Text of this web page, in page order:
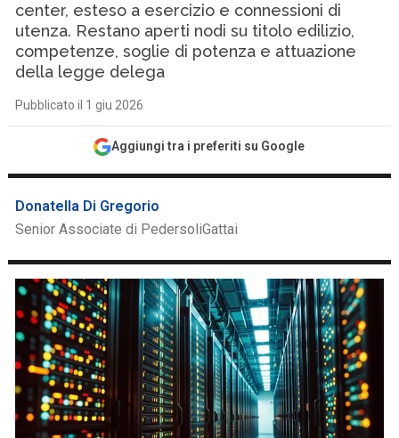
center, esteso a esercizio e connessioni di
utenza. Restano aperti nodi su titolo edilizio,
competenze, soglie di potenza e attuazione
della legge delega
Pubblicato il 1 giu 2026
Aggiungi tra i preferiti su Google
Donatella Di Gregorio
Senior Associate di PedersoliGattai